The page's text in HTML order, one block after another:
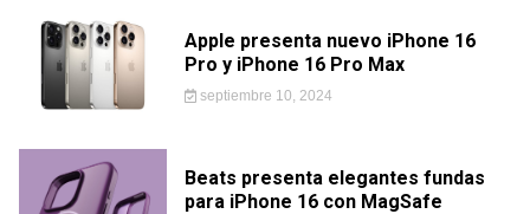
Apple presenta nuevo iPhone 16
Pro y iPhone 16 Pro Max
septiembre 10, 2024
Beats presenta elegantes fundas
para iPhone 16 con MagSafe